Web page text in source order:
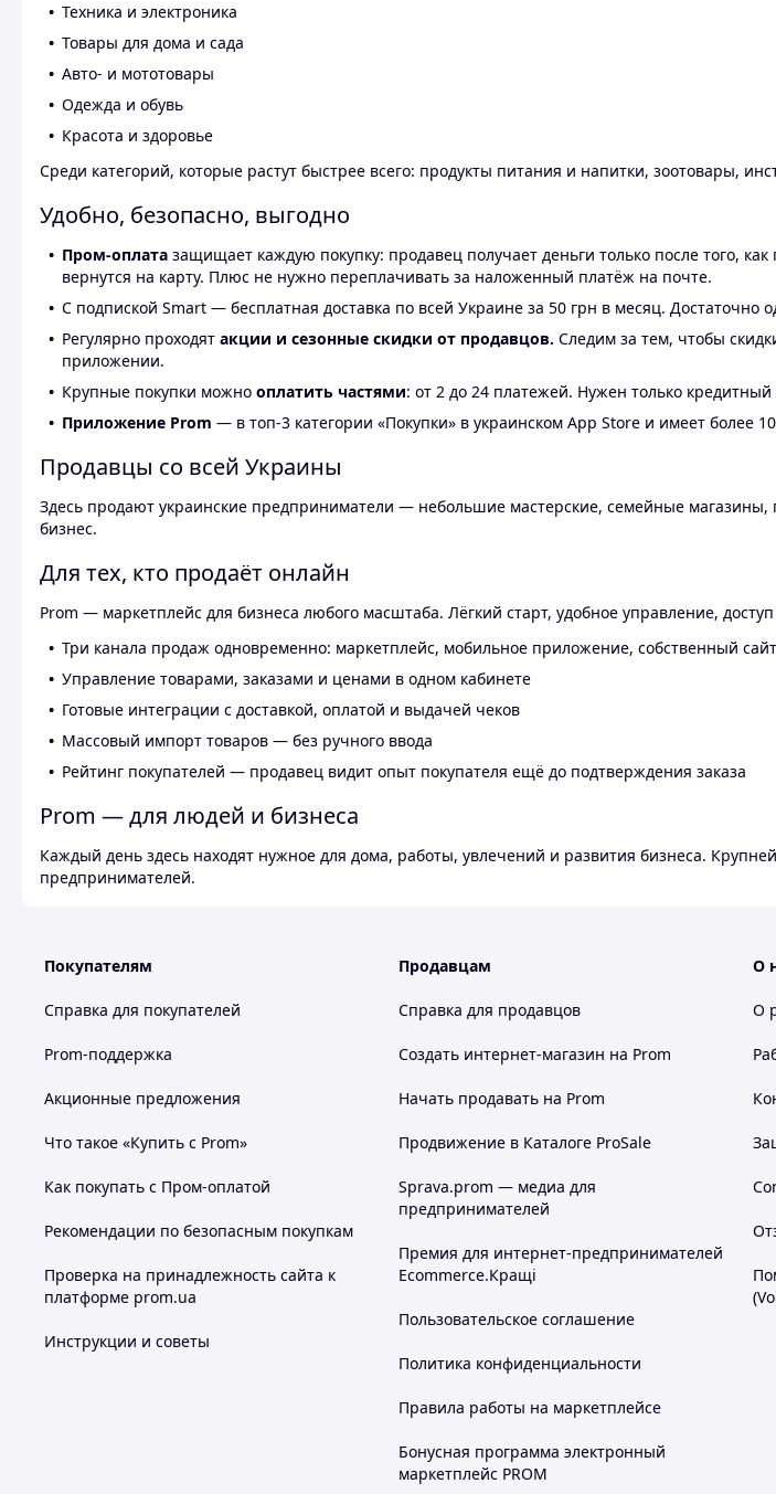
Техника и электроника
Товары для дома и сада
Авто- и мототовары
Одежда и обувь
Красота и здоровье
Среди категорий, которые растут быстрее всего: продукты питания и напитки, зоотовары,
Удобно, безопасно, выгодно
Пром-оплата защищает каждую покупку: продавец получает деньги только после того,
вернутся на карту. Плюс не нужно переплачивать за наложенный платёж на почте.
С подпиской Smart — бесплатная доставка по всей Украине за 50 грн в месяц. Достаточно
Регулярно проходят акции и сезонные скидки от продавцов. Следим за тем, чтобы
приложении.
Крупные покупки можно оплатить частями: от 2 до 24 платежей. Нужен только
Приложение Prom — в топ-3 категории «Покупки» в украинском App Store и имеет более
Продавцы со всей Украины
Здесь продают украинские предприниматели — небольшие мастерские, семейные
бизнес.
Для тех, кто продаёт онлайн
Prom — маркетплейс для бизнеса любого масштаба. Лёгкий старт, удобное управление,
Три канала продаж одновременно: маркетплейс, мобильное приложение, собственный сайт
Управление товарами, заказами и ценами в одном кабинете
Готовые интеграции с доставкой, оплатой и выдачей чеков
Массовый импорт товаров — без ручного ввода
Рейтинг покупателей — продавец видит опыт покупателя ещё до подтверждения заказа
Prom — для людей и бизнеса
Каждый день здесь находят нужное для дома, работы, увлечений и развития бизнеса.
предпринимателей.
Покупателям
Справка для покупателей
Prom-поддержка
Акционные предложения
Что такое «Купить с Prom»
Как покупать с Пром-оплатой
Рекомендации по безопасным покупкам
Проверка на принадлежность сайта к
платформе prom.ua
Инструкции и советы
Продавцам
Справка для продавцов
Создать интернет-магазин на Prom
Начать продавать на Prom
Продвижение в Каталоге ProSale
Sprava.prom — медиа для
предпринимателей
Премия для интернет-предпринимателей
Ecommerce.Кращі
Пользовательское соглашение
Политика конфиденциальности
Правила работы на маркетплейсе
Бонусная программа электронный
маркетплейс PROM
О
О